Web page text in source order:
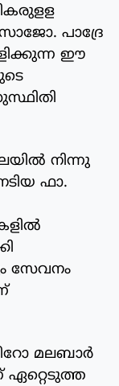
പാദ്രേ
ഈ
നിന്നു
ഫാ.
സേവനം
മലബാര്‍
ഏറ്റെടുത്ത